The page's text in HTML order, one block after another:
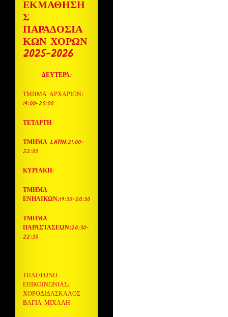
ΕΚΜΑΘΗΣΗ
Σ
ΠΑΡΑΔΟΣΙΑ
ΚΩΝ ΧΟΡΩΝ
2025-2026
ΔΕΥΤΕΡΑ:
ΤΜΗΜΑ ΑΡΧΑΡΙΩΝ:
19:00-20:00
ΤΕΤΑΡΤΗ
ΤΜΗΜΑ LATIN:21:00-
22:00
ΚΥΡΙΑΚΗ:
ΤΜΗΜΑ
ΕΝΗΛΙΚΩΝ:19:30-20:30
ΤΜΗΜΑ
ΠΑΡΑΣΤΑΣΕΩΝ:20:30-
22:30
ΤΗΛΈΦΩΝΟ
ΕΠΙΚΟΙΝΩΝΊΑΣ:
ΧΟΡΟΔΙΔΑΣΚΑΛΟΣ
ΒΆΓΙΑ ΜΙΧΆΛΗ